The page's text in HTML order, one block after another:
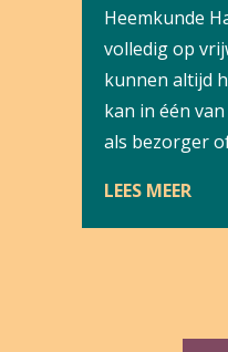
Heemkunde
volledig op
kunnen altijd
kan in één
als bezorger
LEES MEER